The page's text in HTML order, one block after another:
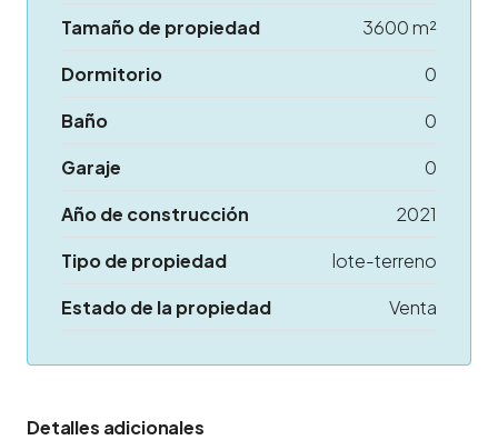
Tamaño de propiedad
3600 m²
Dormitorio
0
Baño
0
Garaje
0
Año de construcción
2021
Tipo de propiedad
lote-terreno
Estado de la propiedad
Venta
Detalles adicionales